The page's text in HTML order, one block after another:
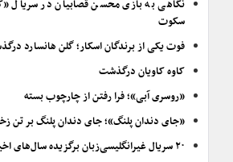
نگاهی به بازی محسن قصابیان در سریال
سکوت
فوت یکی از برندگان اسکار؛ گلن هانسارد
کاوه کاویان درگذشت
«روسری آبی»؛ فرا رفتن از چارچوب بسته
«جای دندان پلنگ»؛ جای دندان پلنگ بر تن
۲۰ سریال غیرانگلیسی‌زبان برگزیده سال‌های اخیر